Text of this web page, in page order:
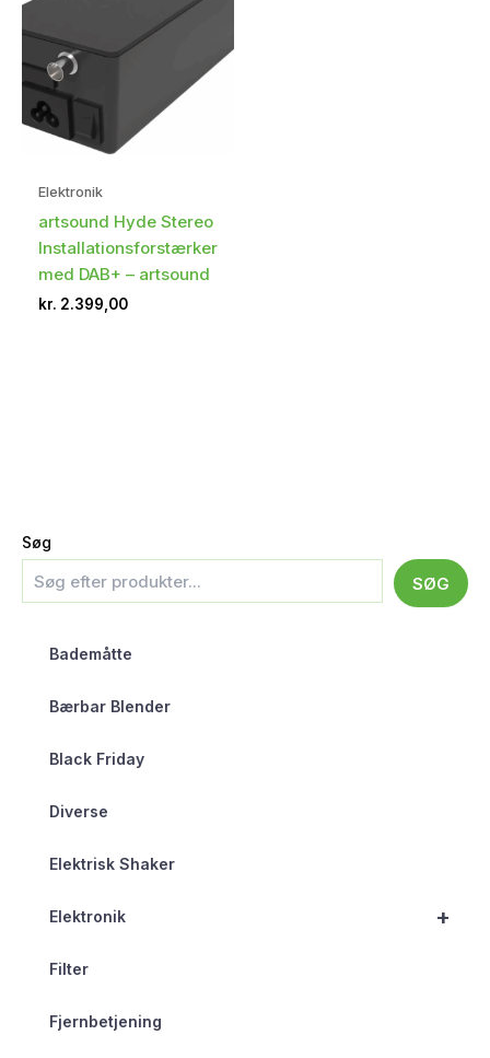
Søg
SØG
Bademåtte
Bærbar Blender
Black Friday
Diverse
Elektrisk Shaker
+
Elektronik
Filter
Fjernbetjening
Elektronik
artsound Hyde Stereo
Installationsforstærker
med DAB+ – artsound
kr. 2.399,00